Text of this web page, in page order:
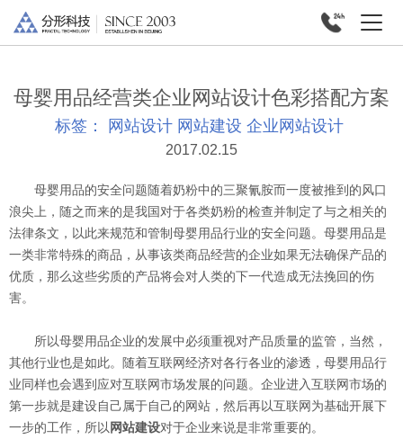
母婴用品经营类企业网站设计色彩搭配方案
标签： 网站设计 网站建设 企业网站设计
2017.02.15
母婴用品的安全问题随着奶粉中的三聚氰胺而一度被推到的风口
浪尖上，随之而来的是我国对于各类奶粉的检查并制定了与之相关的
法律条文，以此来规范和管制母婴用品行业的安全问题。母婴用品是
一类非常特殊的商品，从事该类商品经营的企业如果无法确保产品的
优质，那么这些劣质的产品将会对人类的下一代造成无法挽回的伤
害。
所以母婴用品企业的发展中必须重视对产品质量的监管，当然，
其他行业也是如此。随着互联网经济对各行各业的渗透，母婴用品行
业同样也会遇到应对互联网市场发展的问题。企业进入互联网市场的
第一步就是建设自己属于自己的网站，然后再以互联网为基础开展下
一步的工作，所以 网站建设对于企业来说是非常重要的。